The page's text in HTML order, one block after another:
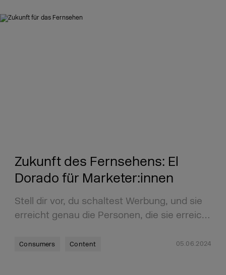
Zukunft des Fernsehens: El
Dorado für Marketer:innen
Stell dir vor, du schaltest Werbung, und sie
erreicht genau die Personen, die sie erreic…
Consumers Content 05.06.2024